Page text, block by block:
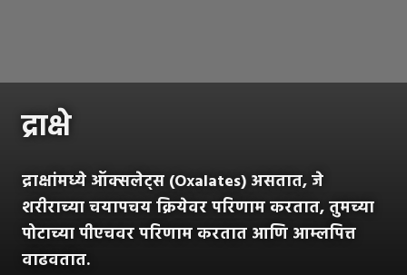
द्राक्षे
द्राक्षांमध्ये ऑक्सलेट्स (Oxalates) असतात, जे
शरीराच्या चयापचय क्रियेवर परिणाम करतात, तुमच्या
पोटाच्या पीएचवर परिणाम करतात आणि आम्लपित्त
वाढवतात.